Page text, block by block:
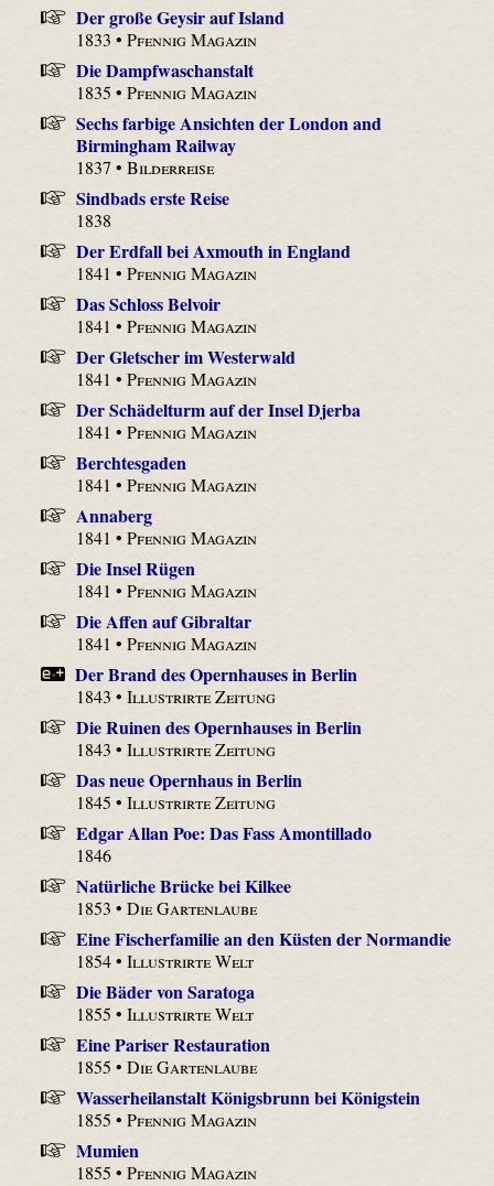
Der große Geysir auf Island
1833 •Pfennig Magazin
Die Dampfwaschanstalt
1835 •Pfennig Magazin
Sechs farbige Ansichten der London and
Birmingham Railway
1837 •Bilderreise
Sindbads erste Reise
1838
Der Erdfall bei Axmouth in England
1841 •Pfennig Magazin
Das Schloss Belvoir
1841 •Pfennig Magazin
Der Gletscher im Westerwald
1841 •Pfennig Magazin
Der Schädelturm auf der Insel Djerba
1841 •Pfennig Magazin
Berchtesgaden
1841 •Pfennig Magazin
Annaberg
1841 •Pfennig Magazin
Die Insel Rügen
1841 •Pfennig Magazin
Die Affen auf Gibraltar
1841 •Pfennig Magazin
Der Brand des Opernhauses in Berlin
1843 •Illustrirte Zeitung
Die Ruinen des Opernhauses in Berlin
1843 •Illustrirte Zeitung
Das neue Opernhaus in Berlin
1845 •Illustrirte Zeitung
Edgar Allan Poe: Das Fass Amontillado
1846
Natürliche Brücke bei Kilkee
1853 •Die Gartenlaube
Eine Fischerfamilie an den Küsten der Normandie
1854 •Illustrirte Welt
Die Bäder von Saratoga
1855 •Illustrirte Welt
Eine Pariser Restauration
1855 •Die Gartenlaube
Wasserheilanstalt Königsbrunn bei Königstein
1855 •Pfennig Magazin
Mumien
1855 •Pfennig Magazin